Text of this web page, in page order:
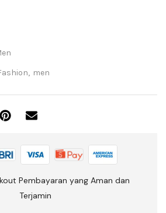
, men
Pembayaran yang Aman dan
Terjamin